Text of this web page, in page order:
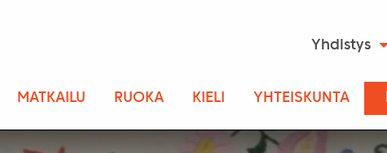
Yhdistys
MATKAILU RUOKA KIELI YHTEISKUNTA